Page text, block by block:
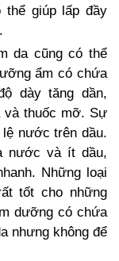
thể giúp lấp đầy
da cũng có thể
ẩm có chứa
dày tăng dần,
và thuốc mỡ. Sự
nước trên dầu.
nước và ít dầu,
Những loại
tốt cho những
dưỡng có chứa
nhưng không để